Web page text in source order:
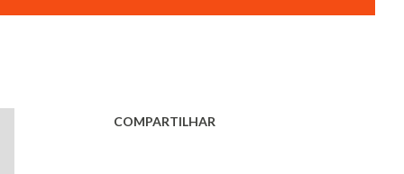
COMPARTILHAR